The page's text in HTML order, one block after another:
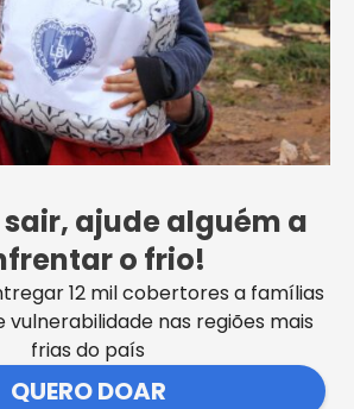
NESTE NATAL
você fazer a sua doação.
todo o Brasil mais de 40 mil
a amenizar a fome de mais de
neste mês de dezembro.
ajude alguém a
o frio!
12 mil cobertores a famílias
vulnerabilidade nas regiões mais
frias do país
QUERO DOAR